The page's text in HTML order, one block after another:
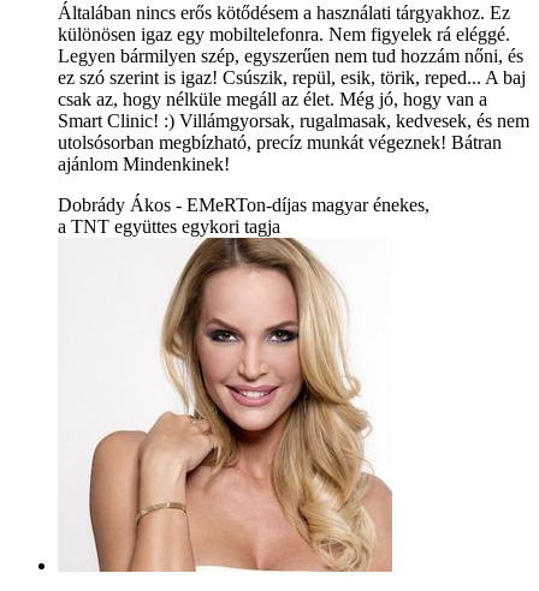
Általában nincs erős kötődésem a használati tárgyakhoz. Ez
különösen igaz egy mobiltelefonra. Nem figyelek rá eléggé.
Legyen bármilyen szép, egyszerűen nem tud hozzám nőni, és
ez szó szerint is igaz! Csúszik, repül, esik, törik, reped... A baj
csak az, hogy nélküle megáll az élet. Még jó, hogy van a
Smart Clinic! :) Villámgyorsak, rugalmasak, kedvesek, és nem
utolsósorban megbízható, precíz munkát végeznek! Bátran
ajánlom Mindenkinek!
Dobrády Ákos - EMeRTon-díjas magyar énekes,
a TNT együttes egykori tagja